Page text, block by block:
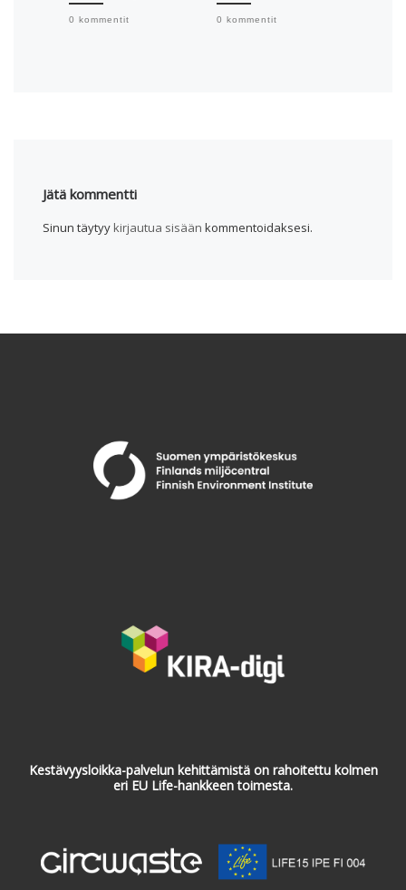
0 kommentit 0 kommentit
Jätä kommentti
Sinun täytyy kirjautua sisään kommentoidaksesi.
Kestävyysloikka-palvelun kehittämistä on rahoitettu kolmen
eri EU Life-hankkeen toimesta.